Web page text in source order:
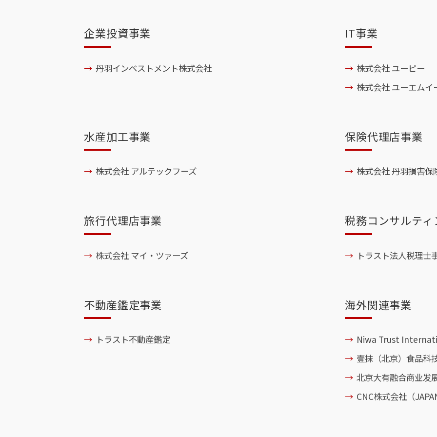
企業投資事業
丹羽インベストメント株式会社
IT事業
株式会社 ユーピー
株式会社 ユーエムイ
水産加工事業
株式会社 アルテックフーズ
保険代理店事業
株式会社 丹羽損害保
旅行代理店事業
株式会社 マイ・ツァーズ
税務コンサルテ
トラスト法人税理士
不動産鑑定事業
トラスト不動産鑑定
海外関連事業
Niwa Trust
壹抹（北京）食品科
北京大有融合商业发
CNC株式会社（